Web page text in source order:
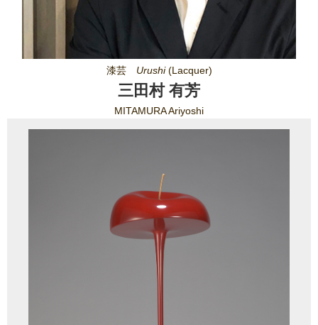
漆芸 Urushi(Lacquer)
三田村 有芳
MITAMURA Ariyoshi